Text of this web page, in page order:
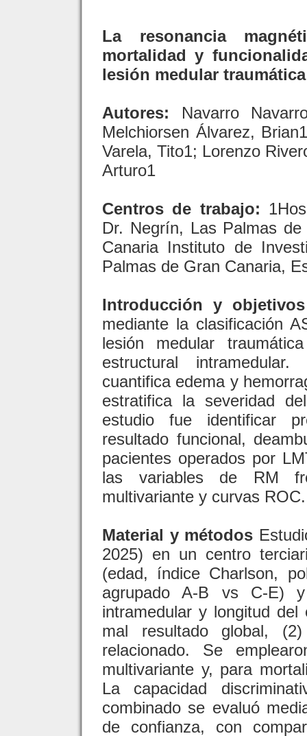
La resonancia
mortalidad y
lesión medular
Autores: Navarro
Melchiorsen Álvarez,
Varela, Tito1; Lorenzo
Arturo1
Centros de trabajo:
Dr. Negrín, Las Palmas
Canaria Instituto de
Palmas de Gran Canaria,
Introducción y objetivos
mediante la clasificación
lesión medular
estructural
cuantifica edema y
estratifica la severidad
estudio fue identificar
resultado funcional,
pacientes operados por
las variables de RM
multivariante y curvas ROC.
Material y métodos
2025) en un centro
(edad, índice Charlson,
agrupado A-B vs C-E) y
intramedular y longitud
mal resultado global,
relacionado. Se
multivariante y, para
La capacidad
combinado se evaluó
de confianza, con